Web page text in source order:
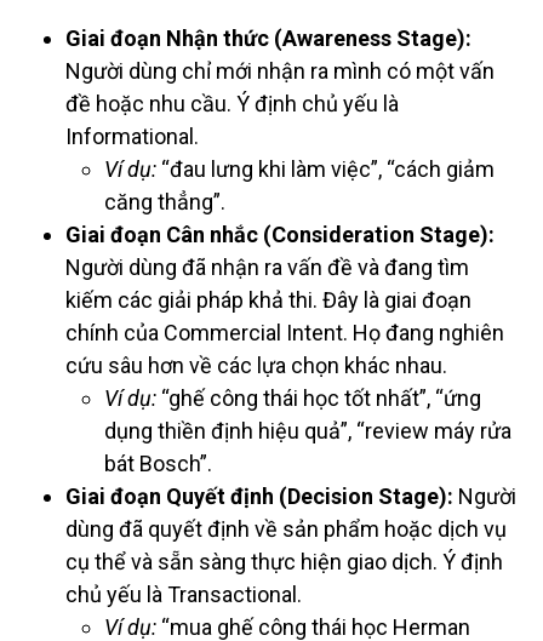
Giai đoạn Nhận thức (Awareness Stage):
Người dùng chỉ mới nhận ra mình có một vấn
đề hoặc nhu cầu. Ý định chủ yếu là
Informational.
Ví dụ: “đau lưng khi làm việc”, “cách giảm
căng thẳng”.
Giai đoạn Cân nhắc (Consideration Stage):
Người dùng đã nhận ra vấn đề và đang tìm
kiếm các giải pháp khả thi. Đây là giai đoạn
chính của Commercial Intent. Họ đang nghiên
cứu sâu hơn về các lựa chọn khác nhau.
Ví dụ: “ghế công thái học tốt nhất”, “ứng
dụng thiền định hiệu quả”, “review máy rửa
bát Bosch”.
Giai đoạn Quyết định (Decision Stage): Người
dùng đã quyết định về sản phẩm hoặc dịch vụ
cụ thể và sẵn sàng thực hiện giao dịch. Ý định
chủ yếu là Transactional.
Ví dụ: “mua ghế công thái học Herman